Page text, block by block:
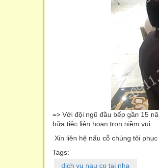
=> Với đội ngũ đầu bếp gần 15
bữa tiệc liên hoan trọn niềm vui…
Xin liên hệ nấu cỗ chúng tôi
Tags:
dich vu nau co tai nha